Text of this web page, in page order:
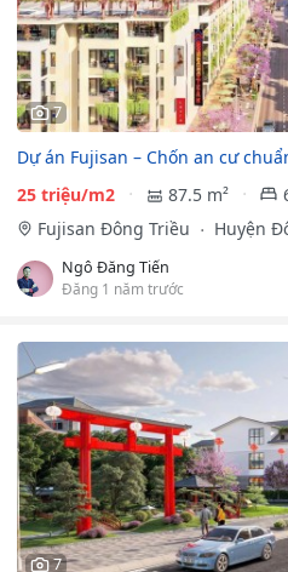
7
Dự án Fujisan – Chốn an cư
25 triệu/m2
87.5 m²
Fujisan Đông Triều
Huyện
Ngô Đăng Tiến
Đăng 1 năm trước
7